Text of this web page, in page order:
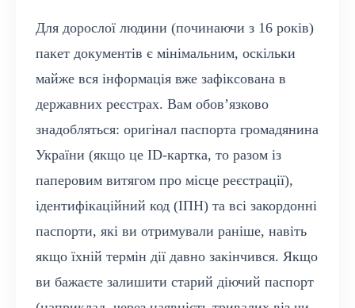
Для дорослої людини (починаючи з 16 років)
пакет документів є мінімальним, оскільки
майже вся інформація вже зафіксована в
державних реєстрах. Вам обов’язково
знадобляться: оригінал паспорта громадянина
України (якщо це ID-картка, то разом із
паперовим витягом про місце реєстрації),
ідентифікаційний код (ІПН) та всі закордонні
паспорти, які ви отримували раніше, навіть
якщо їхній термін дії давно закінчився. Якщо
ви бажаєте залишити старий діючий паспорт